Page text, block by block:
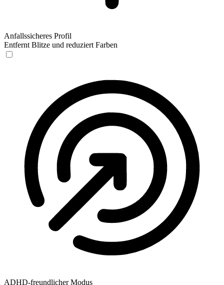
Anfallssicheres Profil
Entfernt Blitze und reduziert Farben
ADHD-freundlicher Modus